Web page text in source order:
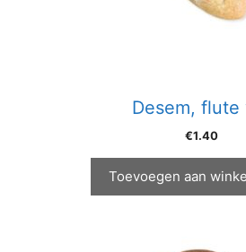
Desem, flute
€1.40
Toevoegen aan